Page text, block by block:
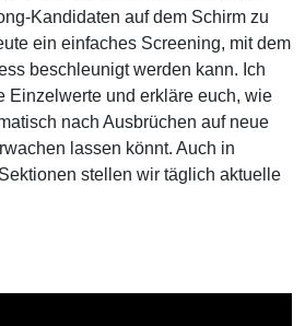
Kandidaten auf dem Schirm zu
ein einfaches Screening, mit dem
beschleunigt werden kann. Ich
Einzelwerte und erkläre euch, wie
nach Ausbrüchen auf neue
lassen könnt. Auch in
stellen wir täglich aktuelle